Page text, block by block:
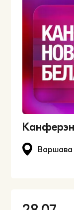
Варшава